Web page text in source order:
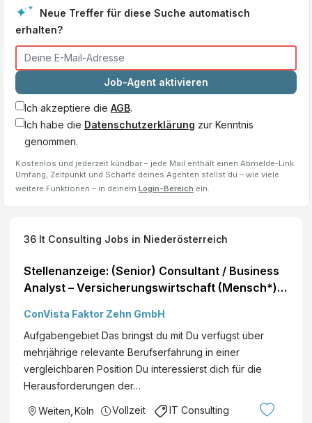
Neue Treffer für diese Suche automatisch
erhalten?
Job-Agent aktivieren
Ich akzeptiere die AGB.
Ich habe die Datenschutzerklärung zur Kenntnis
genommen.
Kostenlos und jederzeit kündbar – jede Mail enthält einen Abmelde-Link.
Umfang, Zeitpunkt und Schärfe deines Agenten stellst du – wie viele
weitere Funktionen – in deinem Login-Bereich ein.
36 It Consulting Jobs in Niederösterreich
Stellenanzeige: (Senior) Consultant / Business
Analyst – Versicherungswirtschaft (Mensch*)
ConVista Faktor Zehn GmbH
Aufgabengebiet Das bringst du mit Du verfügst über
mehrjährige relevante Berufserfahrung in einer
vergleichbaren Position Du interessierst dich für die
Herausforderungen der…
Weiten Köln Vollzeit IT Consulting